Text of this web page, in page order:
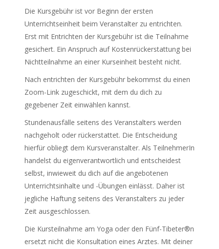
Die Kursgebühr ist vor Beginn der ersten
Unterrichtseinheit beim Veranstalter zu entrichten.
Erst mit Entrichten der Kursgebühr ist die Teilnahme
gesichert. Ein Anspruch auf Kostenrückerstattung bei
Nichtteilnahme an einer Kurseinheit besteht nicht.
Nach entrichten der Kursgebühr bekommst du einen
Zoom-Link zugeschickt, mit dem du dich zu
gegebener Zeit einwählen kannst.
Stundenausfälle seitens des Veranstalters werden
nachgeholt oder rückerstattet. Die Entscheidung
hierfür obliegt dem Kursveranstalter. Als TeilnehmerIn
handelst du eigenverantwortlich und entscheidest
selbst, inwieweit du dich auf die angebotenen
Unterrichtsinhalte und -Übungen einlässt. Daher ist
jegliche Haftung seitens des Veranstalters zu jeder
Zeit ausgeschlossen.
Die Kursteilnahme am Yoga oder den Fünf-Tibeter®n
ersetzt nicht die Konsultation eines Arztes. Mit deiner